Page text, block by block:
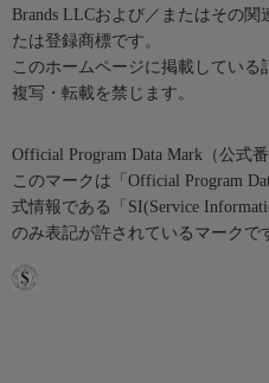
Brands LLCおよび／またはその
たは登録商標です。
このホームページに掲載してい
複写・転載を禁じます。
Official Program Data Mark（公式
このマークは「Official Program
式情報である「SI(Service
のみ表記が許されているマークで